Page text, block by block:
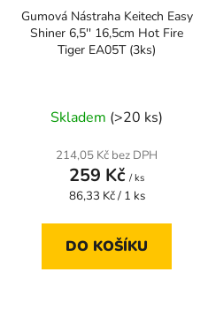
Gumová Nástraha Keitech Easy
Shiner 6,5'' 16,5cm Hot Fire
Tiger EA05T (3ks)
Skladem (>20 ks)
214,05 Kč bez DPH
259 Kč / ks
Měrná
86,33 Kč / 1 ks
DO KOŠÍKU